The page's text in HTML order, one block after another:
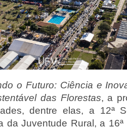
o Futuro: Ciência e
das Florestas, a
dentre elas, a 12ª
da Juventude Rural, a